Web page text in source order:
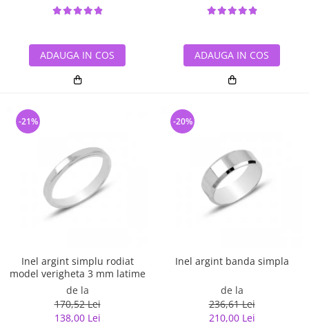
ADAUGA IN COS ADAUGA IN COS
Inel argint simplu rodiat
model verigheta 3 mm latime
de la
170,52 Lei
138,00 Lei
-21%
Inel argint banda simpla
de la
236,61 Lei
210,00 Lei
-20%